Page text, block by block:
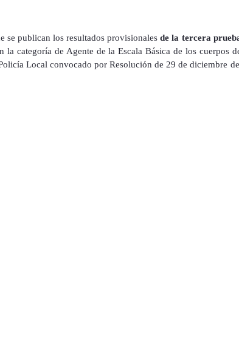
se publican los resultados provisionalesde la tercera
categoría de Agente de la Escala Básica de los cuerpos
Local convocado por Resolución de 29 de diciembre